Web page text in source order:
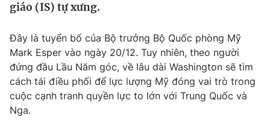
Tin tức
Thế giới đó đây
Câu chuyện quốc tế
Tài chính
Thị trường
Góc doanh nghiệp
Dữ liệu và đời sống
Truyền hình
Phim VTV
giáo (IS) tự xưng.
Đây là tuyển bố của Bộ trưởng Bộ Quốc phòng Mỹ
Mark Esper vào ngày 20/12. Tuy nhiên, theo người
đứng đầu Lầu Năm góc, về lâu dài Washington sẽ tìm
cách tái điều phối để lực lượng Mỹ đóng vai trò trong
cuộc cạnh tranh quyền lực to lớn với Trung Quốc và
Nga.